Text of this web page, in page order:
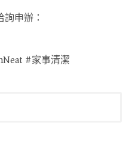
申辦：
#家事清潔